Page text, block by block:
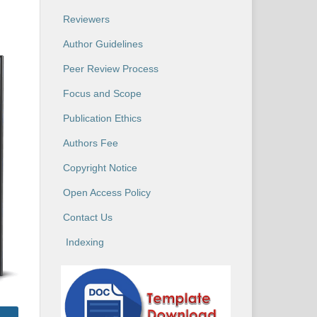
Reviewers
Author Guidelines
Peer Review Process
Focus and Scope
Publication Ethics
Authors Fee
Copyright Notice
Open Access Policy
Contact Us
Indexing